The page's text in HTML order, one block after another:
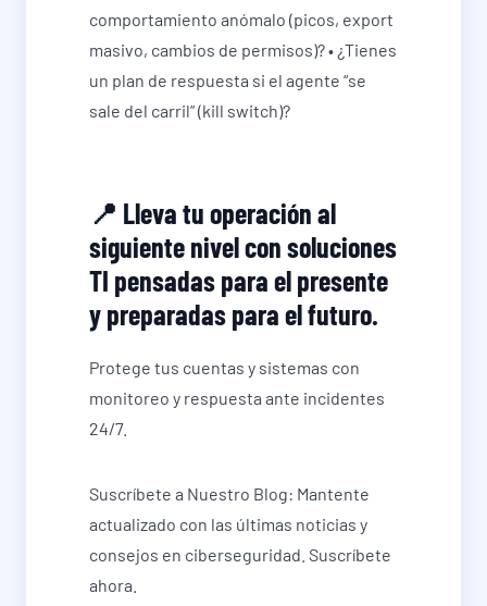
comportamiento anómalo (picos, export
masivo, cambios de permisos)? • ¿Tienes
un plan de respuesta si el agente “se
sale del carril” (kill switch)?
📍 Lleva tu operación al
siguiente nivel con soluciones
TI pensadas para el presente
y preparadas para el futuro.
Protege tus cuentas y sistemas con
monitoreo y respuesta ante incidentes
24/7.
Suscríbete a Nuestro Blog: Mantente
actualizado con las últimas noticias y
consejos en ciberseguridad. Suscríbete
ahora.